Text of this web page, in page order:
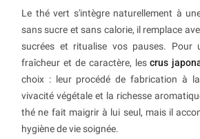
Le thé vert s'intègre naturellement à
sans sucre et sans calorie, il remplace
sucrées et ritualise vos pauses. Pour
fraîcheur et de caractère, lescrus
choix : leur procédé de fabrication à
vivacité végétale et la richesse
thé ne fait maigrir à lui seul, mais il
hygiène de vie soignée.